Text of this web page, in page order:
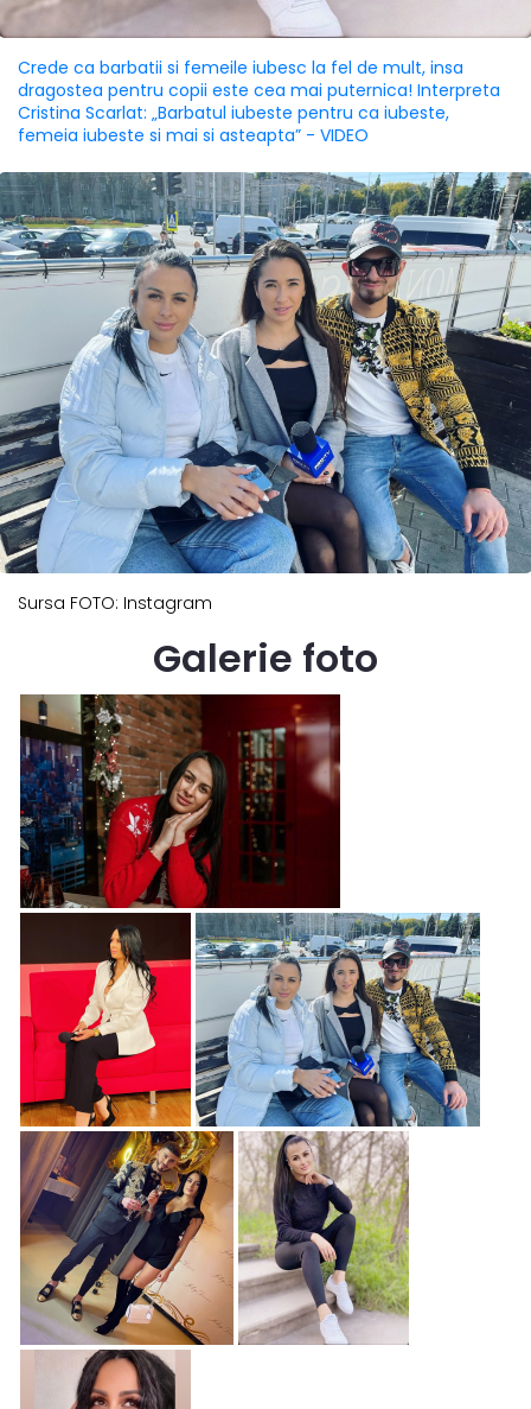
Crede ca barbatii si femeile iubesc la fel de mult, insa
dragostea pentru copii este cea mai puternica! Interpreta
Cristina Scarlat: „Barbatul iubeste pentru ca iubeste,
femeia iubeste si mai si asteapta” - VIDEO
Sursa FOTO: Instagram
Galerie foto